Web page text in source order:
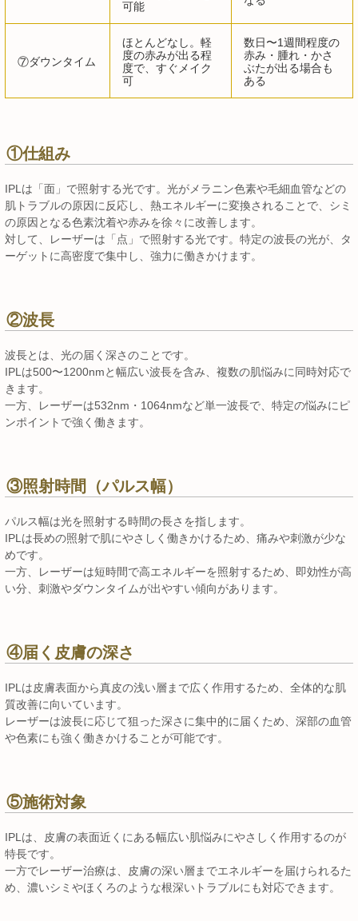
可能
⑦ダウンタイム
ほとんどなし。軽
度の赤みが出る程
度で、すぐメイク
可
数日〜1週間程度の
赤み・腫れ・かさ
ぶたが出る場合も
ある
①仕組み
IPLは「面」で照射する光です。光がメラニン色素や毛細血管などの
肌トラブルの原因に反応し、熱エネルギーに変換されることで、シミ
の原因となる色素沈着や赤みを徐々に改善します。
対して、レーザーは「点」で照射する光です。特定の波長の光が、タ
ーゲットに高密度で集中し、強力に働きかけます。
②波長
波長とは、光の届く深さのことです。
IPLは500〜1200nmと幅広い波長を含み、複数の肌悩みに同時対応で
きます。
一方、レーザーは532nm・1064nmなど単一波長で、特定の悩みにピ
ンポイントで強く働きます。
③照射時間（パルス幅）
パルス幅は光を照射する時間の長さを指します。
IPLは長めの照射で肌にやさしく働きかけるため、痛みや刺激が少な
めです。
一方、レーザーは短時間で高エネルギーを照射するため、即効性が高
い分、刺激やダウンタイムが出やすい傾向があります。
④届く皮膚の深さ
IPLは皮膚表面から真皮の浅い層まで広く作用するため、全体的な肌
質改善に向いています。
レーザーは波長に応じて狙った深さに集中的に届くため、深部の血管
や色素にも強く働きかけることが可能です。
⑤施術対象
IPLは、皮膚の表面近くにある幅広い肌悩みにやさしく作用するのが
特長です。
一方でレーザー治療は、皮膚の深い層までエネルギーを届けられるた
め、濃いシミやほくろのような根深いトラブルにも対応できます。